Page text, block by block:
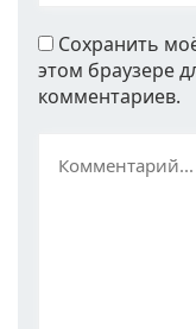
Сохранить
этом браузере
комментариев.